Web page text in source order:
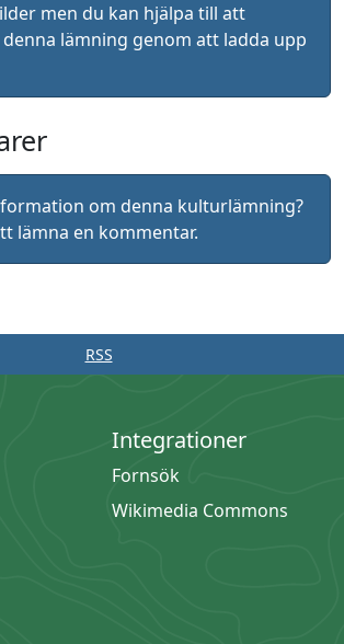
men du kan hjälpa till att
lämning genom att ladda upp
om denna kulturlämning?
lämna en kommentar.
RSS
Integrationer
Fornsök
Wikimedia Commons